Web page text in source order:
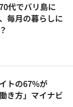
代でバリ島に
毎月の暮らしに
トの67%が
き方」マイナビ